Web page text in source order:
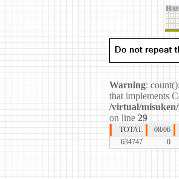
Warning:
that implements
/virtual/
on line 29
TOTAL 08/06
634747
0